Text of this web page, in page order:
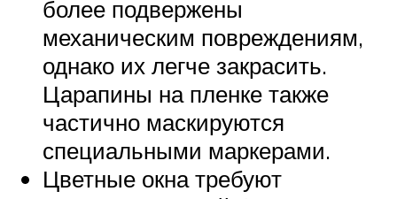
более подвержены
механическим повреждениям,
однако их легче закрасить.
Царапины на пленке также
частично маскируются
специальными маркерами.
Цветные окна требуют